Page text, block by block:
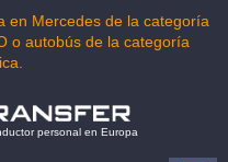
en Mercedes de la categoría
o autobús de la categoría
personal en Europa